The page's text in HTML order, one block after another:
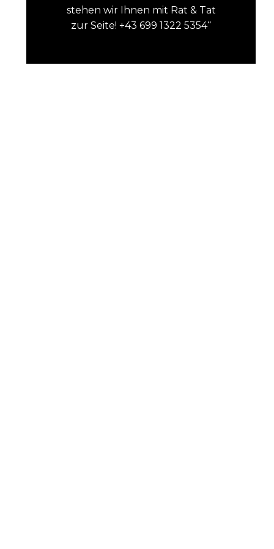
stehen wir Ihnen mit Rat & Tat
zur Seite! +43 699 1322 5354“